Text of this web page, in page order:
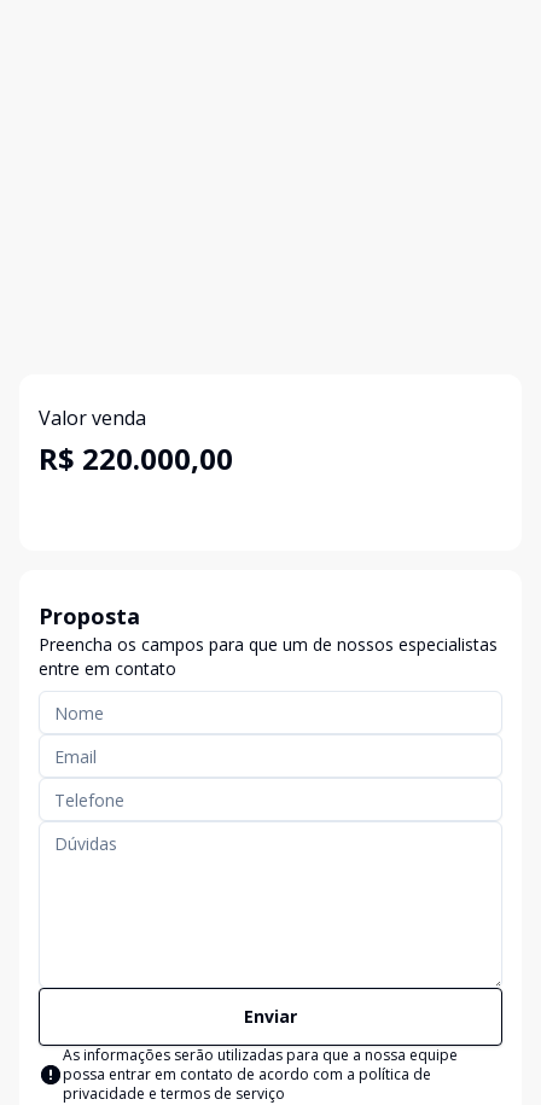
Valor venda
R$ 220.000,00
Proposta
Preencha os campos para que um de nossos especialistas
entre em contato
Enviar
As informações serão utilizadas para que a nossa equipe
possa entrar em contato de acordo com a política de
privacidade e termos de serviço